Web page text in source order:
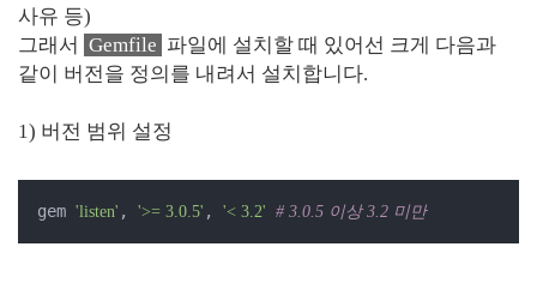
사유 등)
그래서 Gemfile 파일에 설치할 때 있어선 크게 다음과
같이 버전을 정의를 내려서 설치합니다.
1) 버전 범위 설정
gem 'listen' , '>= 3.0.5' , '< 3.2' # 3.0.5 이상 3.2 미만